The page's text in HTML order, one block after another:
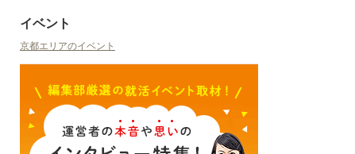
イベント
京都エリアのイベント